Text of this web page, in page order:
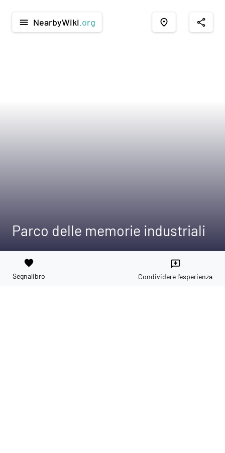
menu NearbyWiki .org place share
Parco delle memorie industriali
favorite
Segnalibro
reviews
Condividere l'esperienza